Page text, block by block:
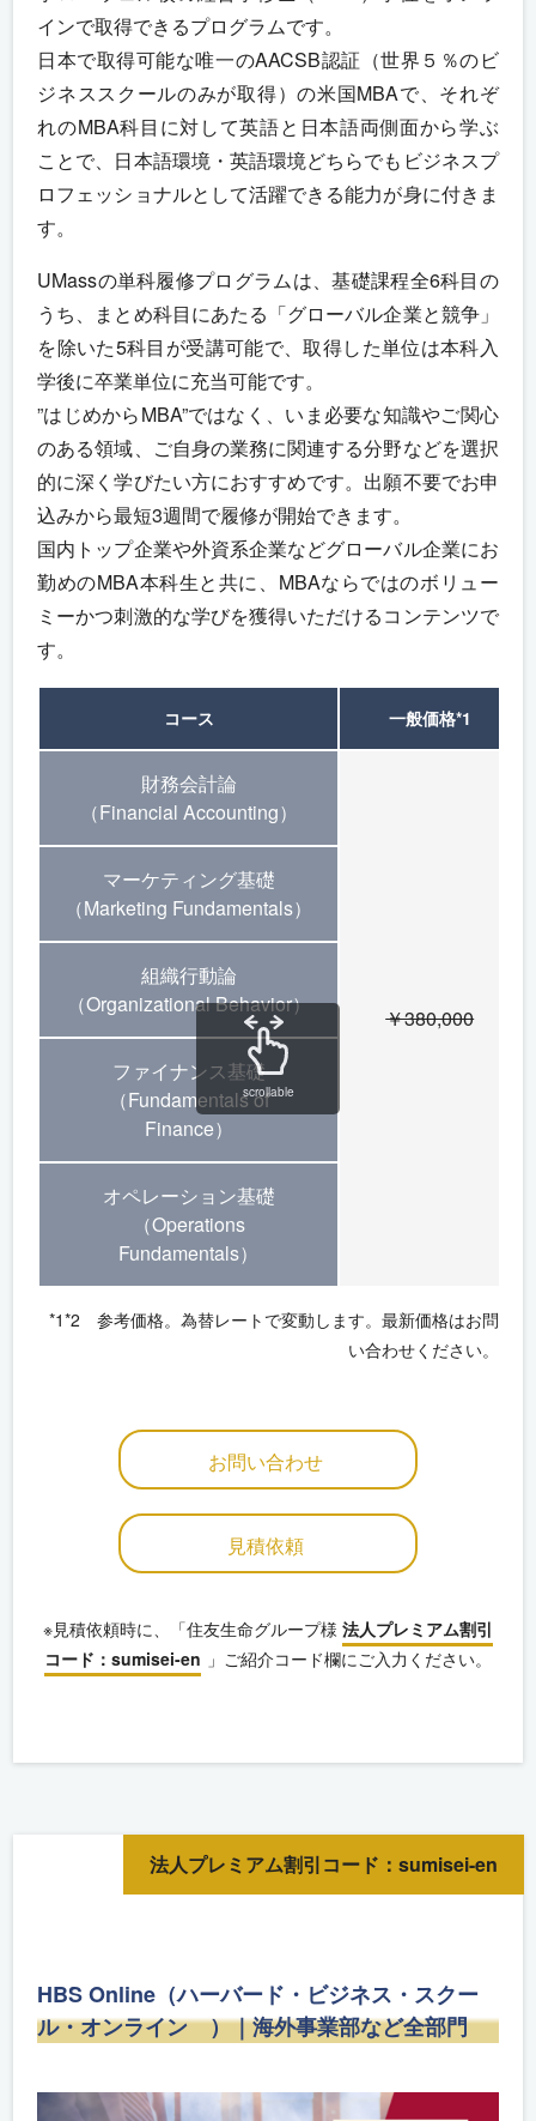
インで取得できるプログラムです。
日本で取得可能な唯一のAACSB認証（世界５％のビ
ジネススクールのみが取得）の米国MBAで、それぞ
れのMBA科目に対して英語と日本語両側面から学ぶ
ことで、日本語環境・英語環境どちらでもビジネスプ
ロフェッショナルとして活躍できる能力が身に付きま
す。
UMassの単科履修プログラムは、基礎課程全6科目の
うち、まとめ科目にあたる「グローバル企業と競争」
を除いた5科目が受講可能で、取得した単位は本科入
学後に卒業単位に充当可能です。
”はじめからMBA”ではなく、いま必要な知識やご関心
のある領域、ご自身の業務に関連する分野などを選択
的に深く学びたい方におすすめです。出願不要でお申
込みから最短3週間で履修が開始できます。
国内トップ企業や外資系企業などグローバル企業にお
勤めのMBA本科生と共に、MBAならではのボリュー
ミーかつ刺激的な学びを獲得いただけるコンテンツで
す。
コース 一般価格*1
財務会計論
（Financial Accounting）
￥380,000
マーケティング基礎
（Marketing Fundamentals）
組織行動論
（Organizational Behavior）
ファイナンス基礎
（Fundamentals of
Finance）
オペレーション基礎
（Operations
Fundamentals）
*1*2 参考価格。為替レートで変動します。最新価格はお問
い合わせください。
scrollable
お問い合わせ
見積依頼
※見積依頼時に、「住友生命グループ様 法人プレミアム割引
コード：sumisei-en 」ご紹介コード欄にご入力ください。
法人プレミアム割引コード：sumisei-en
HBS Online（ハーバード・ビジネス・スクー
ル・オンライン ）｜海外事業部など全部門